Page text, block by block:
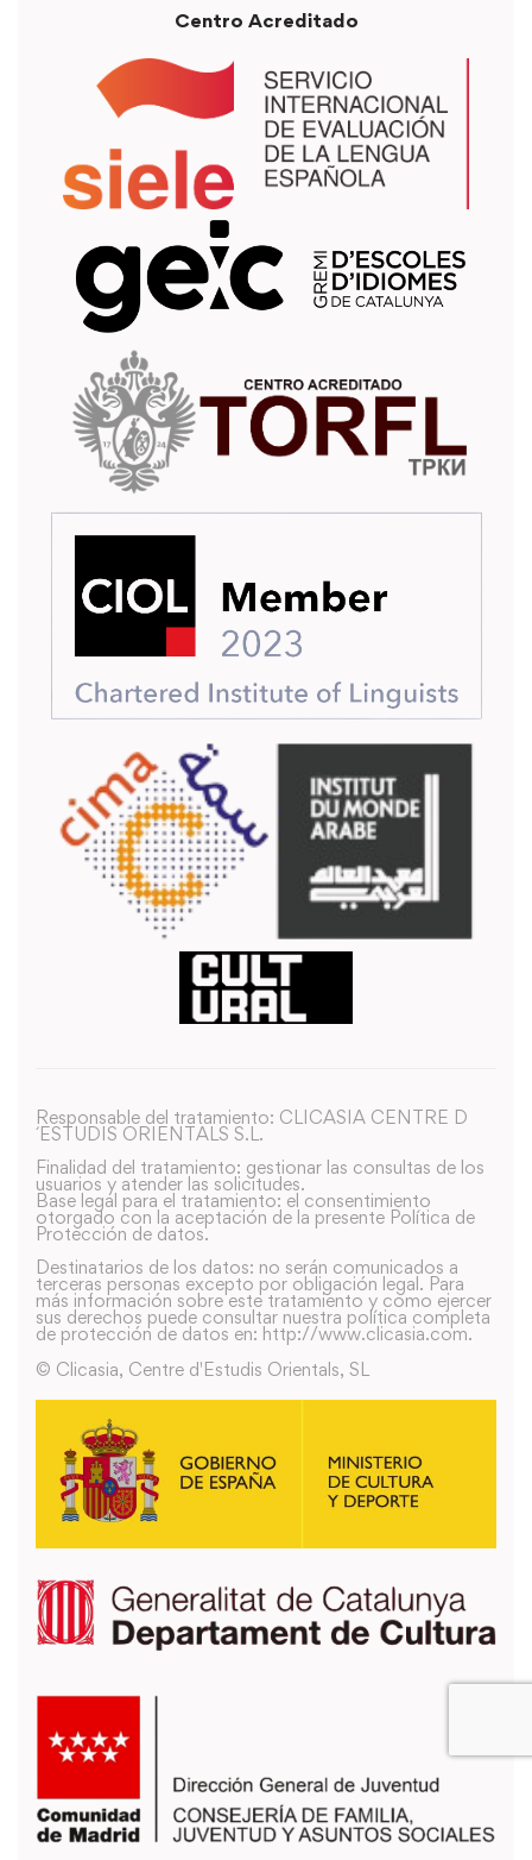
Centro Acreditado
Responsable del tratamiento: CLICASIA CENTRE D
´ESTUDIS ORIENTALS S.L.
Finalidad del tratamiento: gestionar las consultas de los
usuarios y atender las solicitudes.
Base legal para el tratamiento: el consentimiento
otorgado con la aceptación de la presente Política de
Protección de datos.
Destinatarios de los datos: no serán comunicados a
terceras personas excepto por obligación legal. Para
más información sobre este tratamiento y como ejercer
sus derechos puede consultar nuestra política completa
de protección de datos en: http://www.clicasia.com.
© Clicasia, Centre d'Estudis Orientals, SL